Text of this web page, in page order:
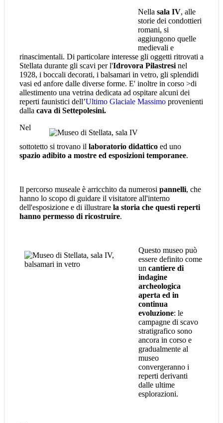
Nella sala IV, alle
storie dei condottieri
romani, si
aggiungono quelle
medievali e
rinascimentali. Di particolare interesse gli oggetti ritrovati a
Stellata durante gli scavi per l'Idrovora Pilastresi nel
1928, i boccali decorati, i balsamari in vetro, gli splendidi
vasi ed anfore dalle diverse forme. E' inoltre in corso >di
allestimento una vetrina dedicata ad ospitare alcuni dei
reperti faunistici dell’Ultimo Glaciale Massimo provenienti
dalla cava di Settepolesini.
Nel
sottotetto si trovano il laboratorio didattico ed uno
spazio adibito a mostre ed esposizioni temporanee.
Il percorso museale è arricchito da numerosi pannelli, che
hanno lo scopo di guidare il visitatore all'interno
dell'esposizione e di illustrare la storia che questi reperti
hanno permesso di ricostruire.
Questo museo può
essere definito come
un cantiere di
indagine
archeologica
aperta ed in
continua
evoluzione: le
campagne di scavo
stratigrafico sono
ancora in corso e
gradualmente al
museo
convergeranno i
reperti derivanti
dalle ultime
esplorazioni.